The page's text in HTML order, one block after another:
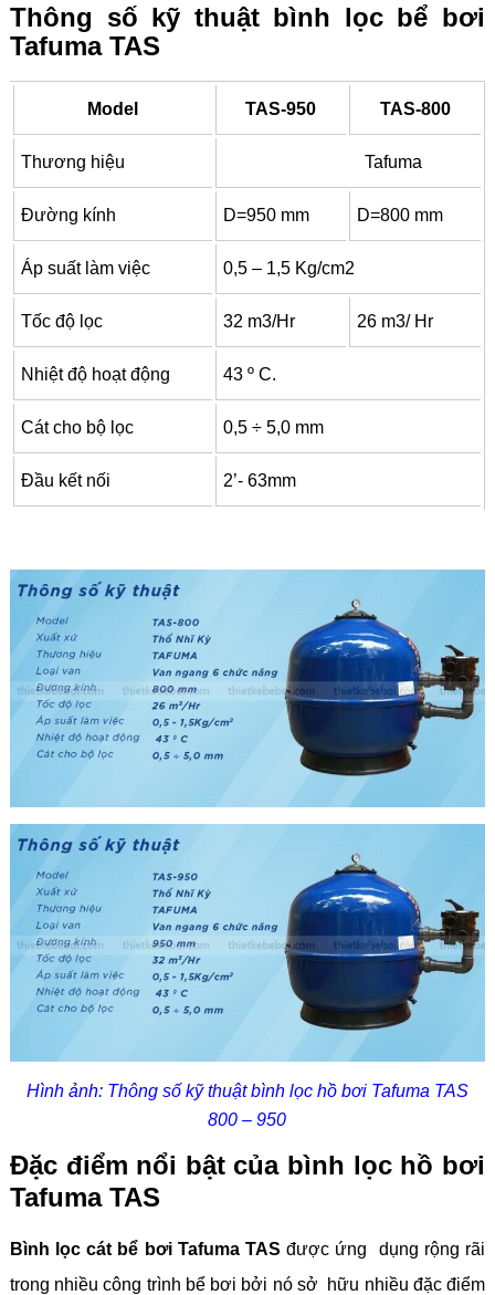
Thông số kỹ thuật bình lọc bể bơi
Tafuma TAS
Model TAS-950 TAS-800
Thương hiệu Tafuma
Đường kính D=950 mm D=800 mm
Áp suất làm việc 0,5 – 1,5 Kg/cm2
Tốc độ lọc 32 m3/Hr 26 m3/ Hr
Nhiệt độ hoạt động 43 º C.
Cát cho bộ lọc 0,5 ÷ 5,0 mm
Đầu kết nối 2’- 63mm
Hình ảnh: Thông số kỹ thuật bình lọc hồ bơi Tafuma TAS
800 – 950
Đặc điểm nổi bật của bình lọc hồ bơi
Tafuma TAS
Bình lọc cát bể bơi Tafuma TAS được ứng dụng rộng rãi
trong nhiều công trình bể bơi bởi nó sở hữu nhiều đặc điểm